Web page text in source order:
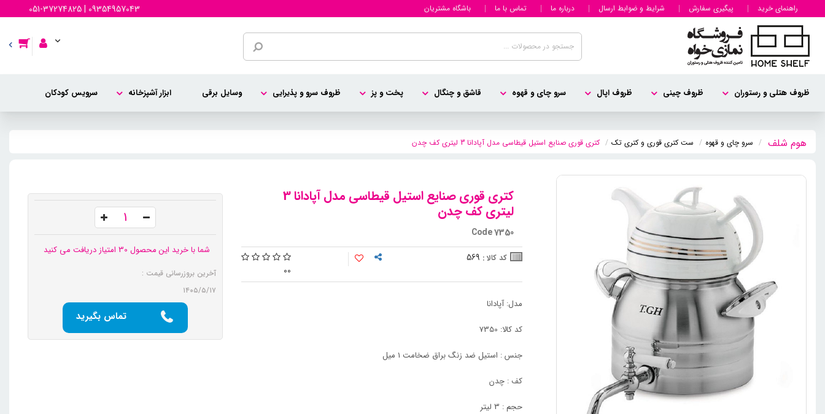
راهنمای خرید پیگیری سفارش شرایط و ضوابط ارسال درباره ما تماس با ما باشگاه مشتریان 051-37274825 | 09354957043
ظروف هتلی و رستوران ظروف چینی ظروف اپال سرو چای و قهوه قاشق و چنگال پخت و پز ظروف سرو و پذیرایی وسایل برقی ابزار آشپزخانه سرویس کودکان
سرو چای و قهوه ست کتری قوری و کتری تک کتری قوری صنایع استیل قیطاسی مدل آپادانا 3 لیتری کف چدن
کتری قوری صنایع استیل قیطاسی مدل آپادانا 3
لیتری کف چدن
Code 7350
کد کالا : 569
00
مدل: آپادانا
کد کالا: 7350
جنس : استیل ضد زنگ براق ضخامت 1 میل
کف : چدن
حجم : 3 لیتر
شما با خرید این محصول 30 امتیاز دریافت می کنید
آخرین بروزرسانی قیمت :
۱۴۰۵/۵/۱۷
تماس بگیرید